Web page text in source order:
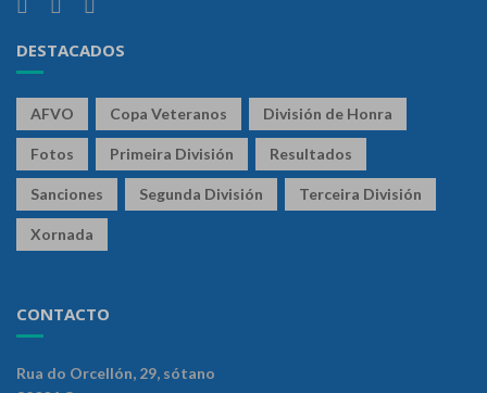
DESTACADOS
AFVO Copa Veteranos División de Honra
Fotos Primeira División Resultados
Sanciones Segunda División Terceira División
Xornada
CONTACTO
Rua do Orcellón, 29, sótano